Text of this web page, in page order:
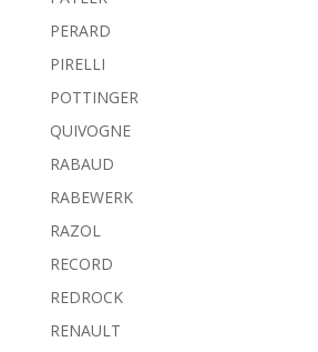
PERARD
PIRELLI
POTTINGER
QUIVOGNE
RABAUD
RABEWERK
RAZOL
RECORD
REDROCK
RENAULT